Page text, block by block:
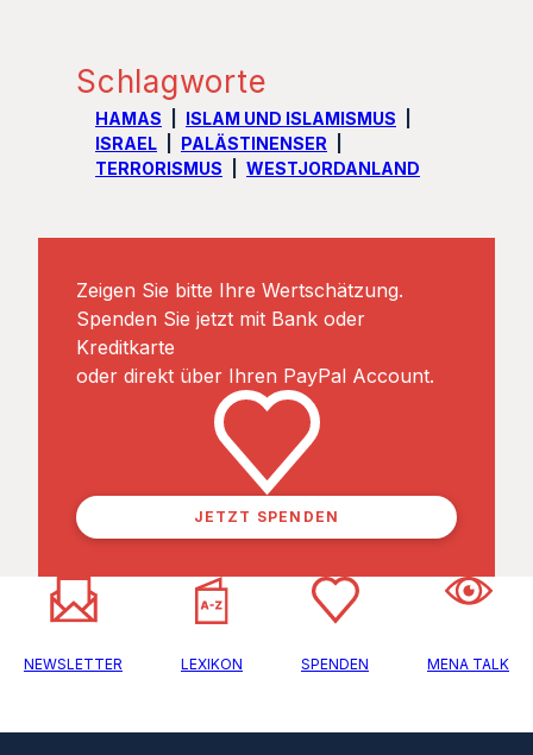
Schlagworte
HAMAS
ISLAM UND ISLAMISMUS
ISRAEL
PALÄSTINENSER
TERRORISMUS
WESTJORDANLAND
Zeigen Sie bitte Ihre Wertschätzung.
Spenden Sie jetzt mit Bank oder
Kreditkarte
oder direkt über Ihren PayPal Account.
JETZT SPENDEN
NEWSLETTER LEXIKON SPENDEN MENA TALK